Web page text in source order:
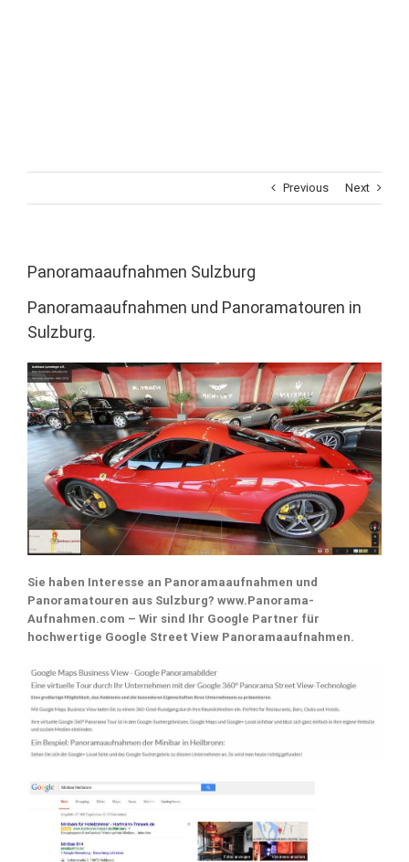
Previous Next
Panoramaaufnahmen Sulzburg
Panoramaaufnahmen und Panoramatouren in
Sulzburg.
Sie haben Interesse an Panoramaaufnahmen und
Panoramatouren aus Sulzburg? www.Panorama-
Aufnahmen.com – Wir sind Ihr Google Partner für
hochwertige Google Street View Panoramaaufnahmen.